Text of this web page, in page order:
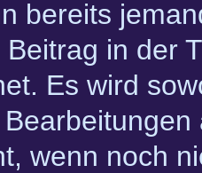
bereits
in der
Es wird
wenn noch